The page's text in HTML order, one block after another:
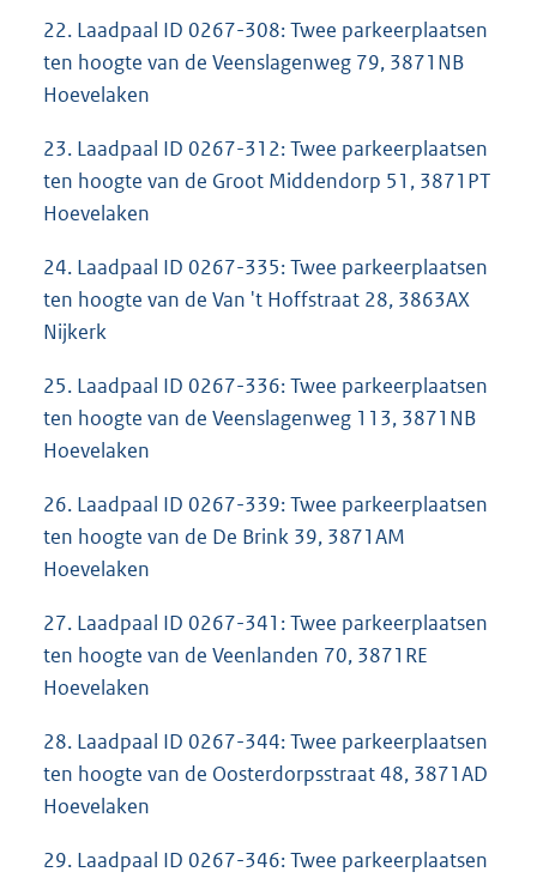
22. Laadpaal ID 0267-308: Twee parkeerplaatsen
ten hoogte van de Veenslagenweg 79, 3871NB
Hoevelaken
23. Laadpaal ID 0267-312: Twee parkeerplaatsen
ten hoogte van de Groot Middendorp 51, 3871PT
Hoevelaken
24. Laadpaal ID 0267-335: Twee parkeerplaatsen
ten hoogte van de Van 't Hoffstraat 28, 3863AX
Nijkerk
25. Laadpaal ID 0267-336: Twee parkeerplaatsen
ten hoogte van de Veenslagenweg 113, 3871NB
Hoevelaken
26. Laadpaal ID 0267-339: Twee parkeerplaatsen
ten hoogte van de De Brink 39, 3871AM
Hoevelaken
27. Laadpaal ID 0267-341: Twee parkeerplaatsen
ten hoogte van de Veenlanden 70, 3871RE
Hoevelaken
28. Laadpaal ID 0267-344: Twee parkeerplaatsen
ten hoogte van de Oosterdorpsstraat 48, 3871AD
Hoevelaken
29. Laadpaal ID 0267-346: Twee parkeerplaatsen